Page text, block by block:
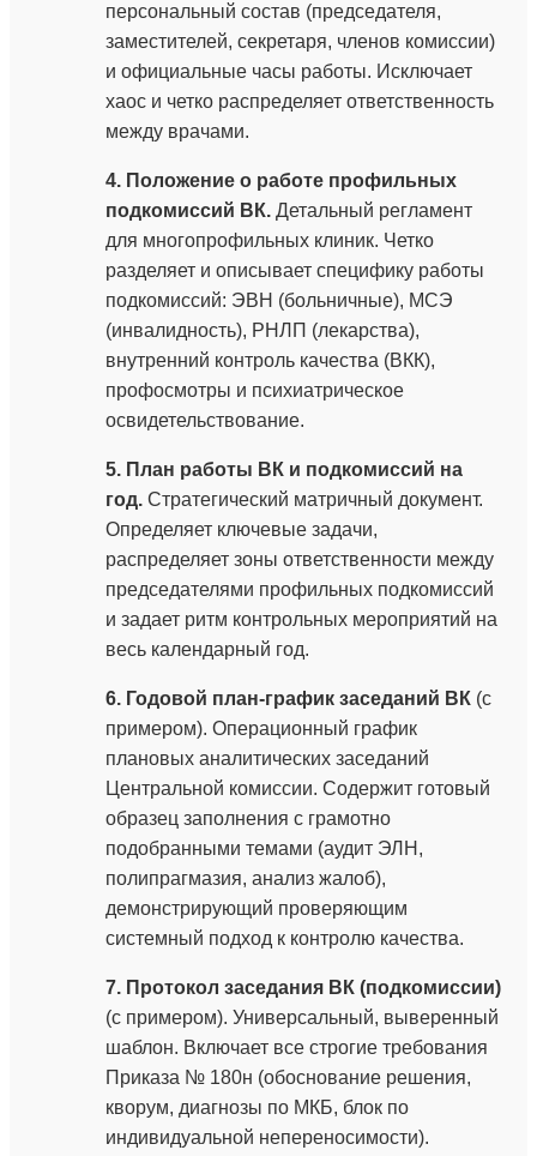
персональный состав (председателя,
заместителей, секретаря, членов комиссии)
и официальные часы работы. Исключает
хаос и четко распределяет ответственность
между врачами.
4. Положение о работе профильных
подкомиссий ВК. Детальный регламент
для многопрофильных клиник. Четко
разделяет и описывает специфику работы
подкомиссий: ЭВН (больничные), МСЭ
(инвалидность), РНЛП (лекарства),
внутренний контроль качества (ВКК),
профосмотры и психиатрическое
освидетельствование.
5. План работы ВК и подкомиссий на
год. Стратегический матричный документ.
Определяет ключевые задачи,
распределяет зоны ответственности между
председателями профильных подкомиссий
и задает ритм контрольных мероприятий на
весь календарный год.
6. Годовой план-график заседаний ВК (с
примером). Операционный график
плановых аналитических заседаний
Центральной комиссии. Содержит готовый
образец заполнения с грамотно
подобранными темами (аудит ЭЛН,
полипрагмазия, анализ жалоб),
демонстрирующий проверяющим
системный подход к контролю качества.
7. Протокол заседания ВК (подкомиссии)
(с примером). Универсальный, выверенный
шаблон. Включает все строгие требования
Приказа № 180н (обоснование решения,
кворум, диагнозы по МКБ, блок по
индивидуальной непереносимости).